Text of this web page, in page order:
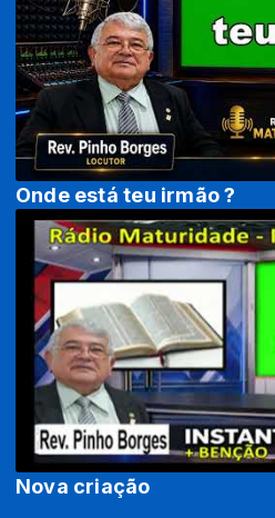
Onde está teu irmão ?
Nova criação